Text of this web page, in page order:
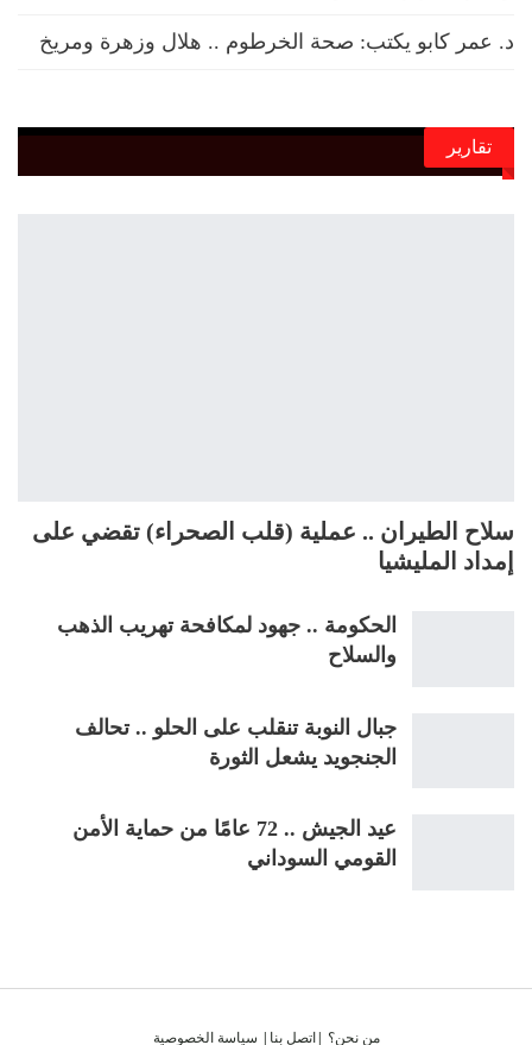
د. عمر كابو يكتب: صحة الخرطوم .. هلال وزهرة ومريخ
تقارير
سلاح الطيران .. عملية (قلب الصحراء) تقضي على
إمداد المليشيا
الحكومة .. جهود لمكافحة تهريب الذهب
والسلاح
جبال النوبة تنقلب على الحلو .. تحالف
الجنجويد يشعل الثورة
عيد الجيش .. 72 عامًا من حماية الأمن
القومي السوداني
من نحن؟ |اتصل بنا | سياسة الخصوصية